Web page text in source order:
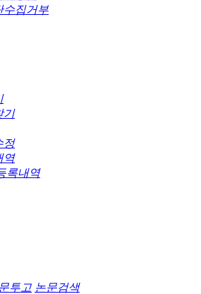
수집거부
기
정
역
록내역
투고 논문검색